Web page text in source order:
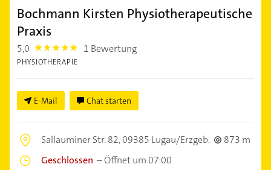
Bochmann Kirsten Physiotherapeutische
Praxis
5,0 5.0 1 Bewertung
PHYSIOTHERAPIE
E-Mail Chat starten
Sallauminer Str. 82,09385 Lugau/Erzgeb.
873 m
Geschlossen –Öffnet um 07:00